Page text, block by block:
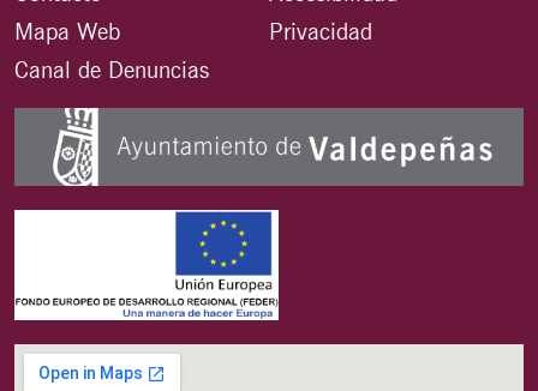
Mapa Web
Canal de Denuncias
Privacidad